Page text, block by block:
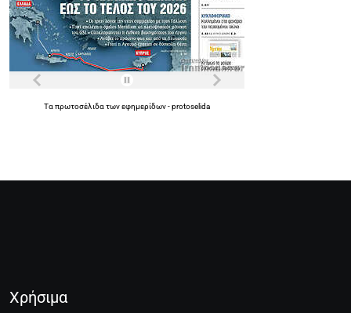
Ταπρωτοσέλιδατωνεφημερίδων-protoselida
Χρήσιμα